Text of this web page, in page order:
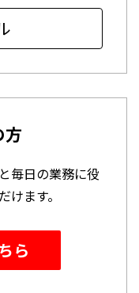
方
毎日の業務に役
ます。
ら